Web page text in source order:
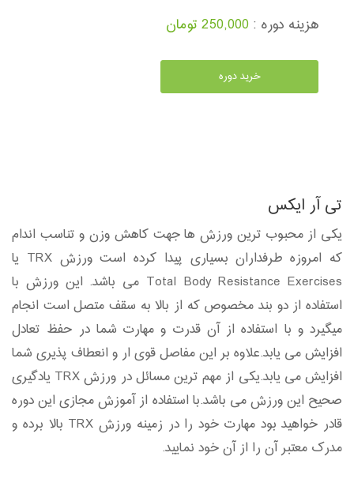
هزینه دوره : 250,000 تومان
خرید دوره
تی آر ایکس
یکی از محبوب ترین ورزش ها جهت کاهش وزن و تناسب اندام
که امروزه طرفداران بسیاری پیدا کرده است ورزش TRX یا
Total Body Resistance Exercises می باشد. این ورزش با
استفاده از دو بند مخصوص که از بالا به سقف متصل است انجام
میگیرد و با استفاده از آن قدرت و مهارت شما در حفظ تعادل
افزایش می یابد.علاوه بر این مفاصل قوی ار و انعطاف پذیری شما
افزایش می یابد.یکی از مهم ترین مسائل در ورزش TRX یادگیری
صحیح این ورزش می باشد.با استفاده از آموزش مجازی این دوره
قادر خواهید بود مهارت خود را در زمینه ورزش TRX بالا برده و
مدرک معتبر آن را از آن خود نمایید.